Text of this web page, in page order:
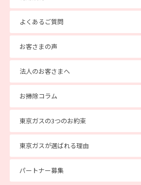
よくあるご質問
お客さまの声
法人のお客さまへ
お掃除コラム
東京ガスの3つのお約束
東京ガスが選ばれる理由
パートナー募集